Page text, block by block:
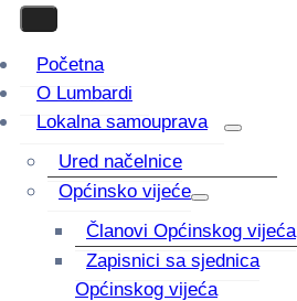
Početna
O Lumbardi
Lokalna samouprava
Ured načelnice
Općinsko vijeće
Članovi Općinskog vijeća
Zapisnici sa sjednica
Općinskog vijeća